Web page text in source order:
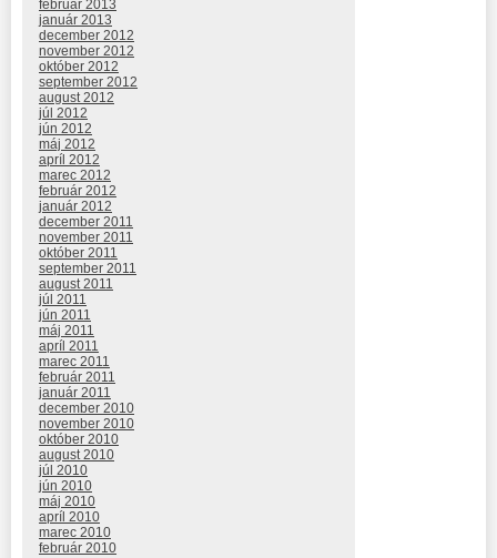
február 2013
január 2013
december 2012
november 2012
október 2012
september 2012
august 2012
júl 2012
jún 2012
máj 2012
apríl 2012
marec 2012
február 2012
január 2012
december 2011
november 2011
október 2011
september 2011
august 2011
júl 2011
jún 2011
máj 2011
apríl 2011
marec 2011
február 2011
január 2011
december 2010
november 2010
október 2010
august 2010
júl 2010
jún 2010
máj 2010
apríl 2010
marec 2010
február 2010